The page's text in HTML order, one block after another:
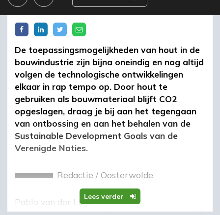
Lees verder
De toepassingsmogelijkheden van hout in de
bouwindustrie zijn bijna oneindig en nog altijd
volgen de technologische ontwikkelingen
elkaar in rap tempo op. Door hout te
gebruiken als bouwmateriaal blijft CO2
opgeslagen, draag je bij aan het tegengaan
van ontbossing en aan het behalen van de
Sustainable Development Goals van de
Verenigde Naties.
Redactie /Oosterwolde
Pablo van der Lugt